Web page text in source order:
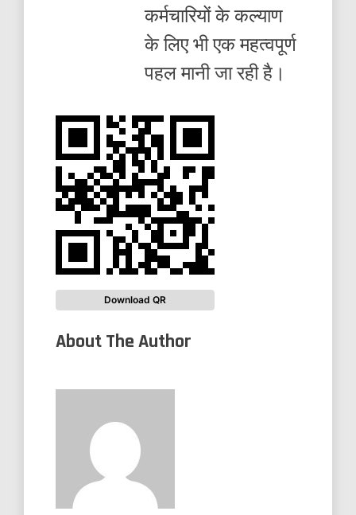
कर्मचारियों के कल्याण
के लिए भी एक महत्वपूर्ण
पहल मानी जा रही है।
Download QR
About The Author